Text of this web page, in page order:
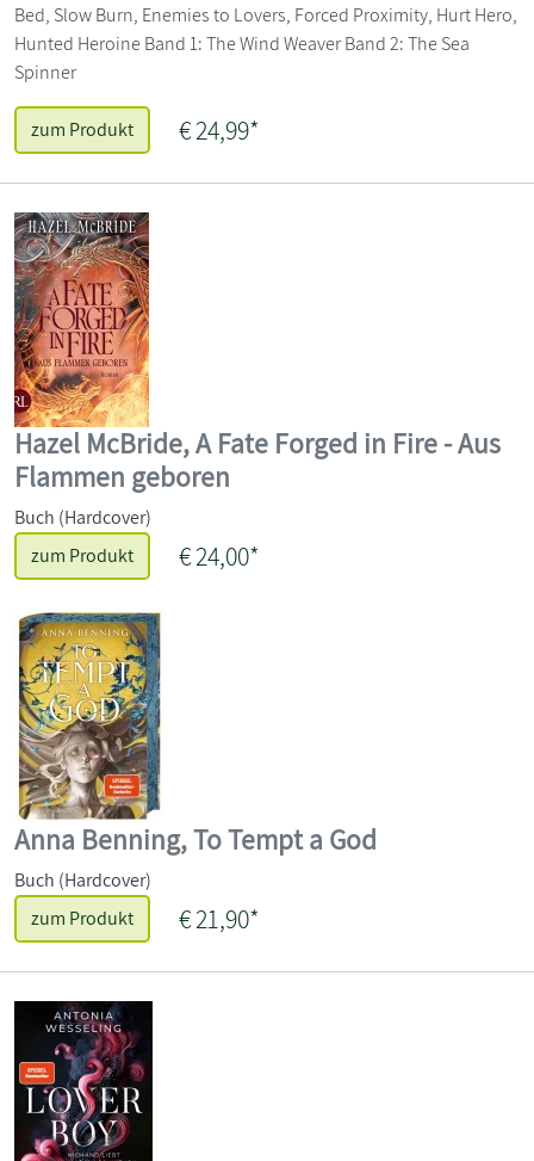
Bed, Slow Burn, Enemies to Lovers, Forced Proximity, Hurt Hero,
Hunted Heroine Band 1: The Wind Weaver Band 2: The Sea
Spinner
zum Produkt € 24,99*
Hazel McBride, A Fate Forged in Fire - Aus
Flammen geboren
Buch (Hardcover)
zum Produkt
€ 24,00*
Anna Benning, To Tempt a God
Buch (Hardcover)
zum Produkt
€ 21,90*